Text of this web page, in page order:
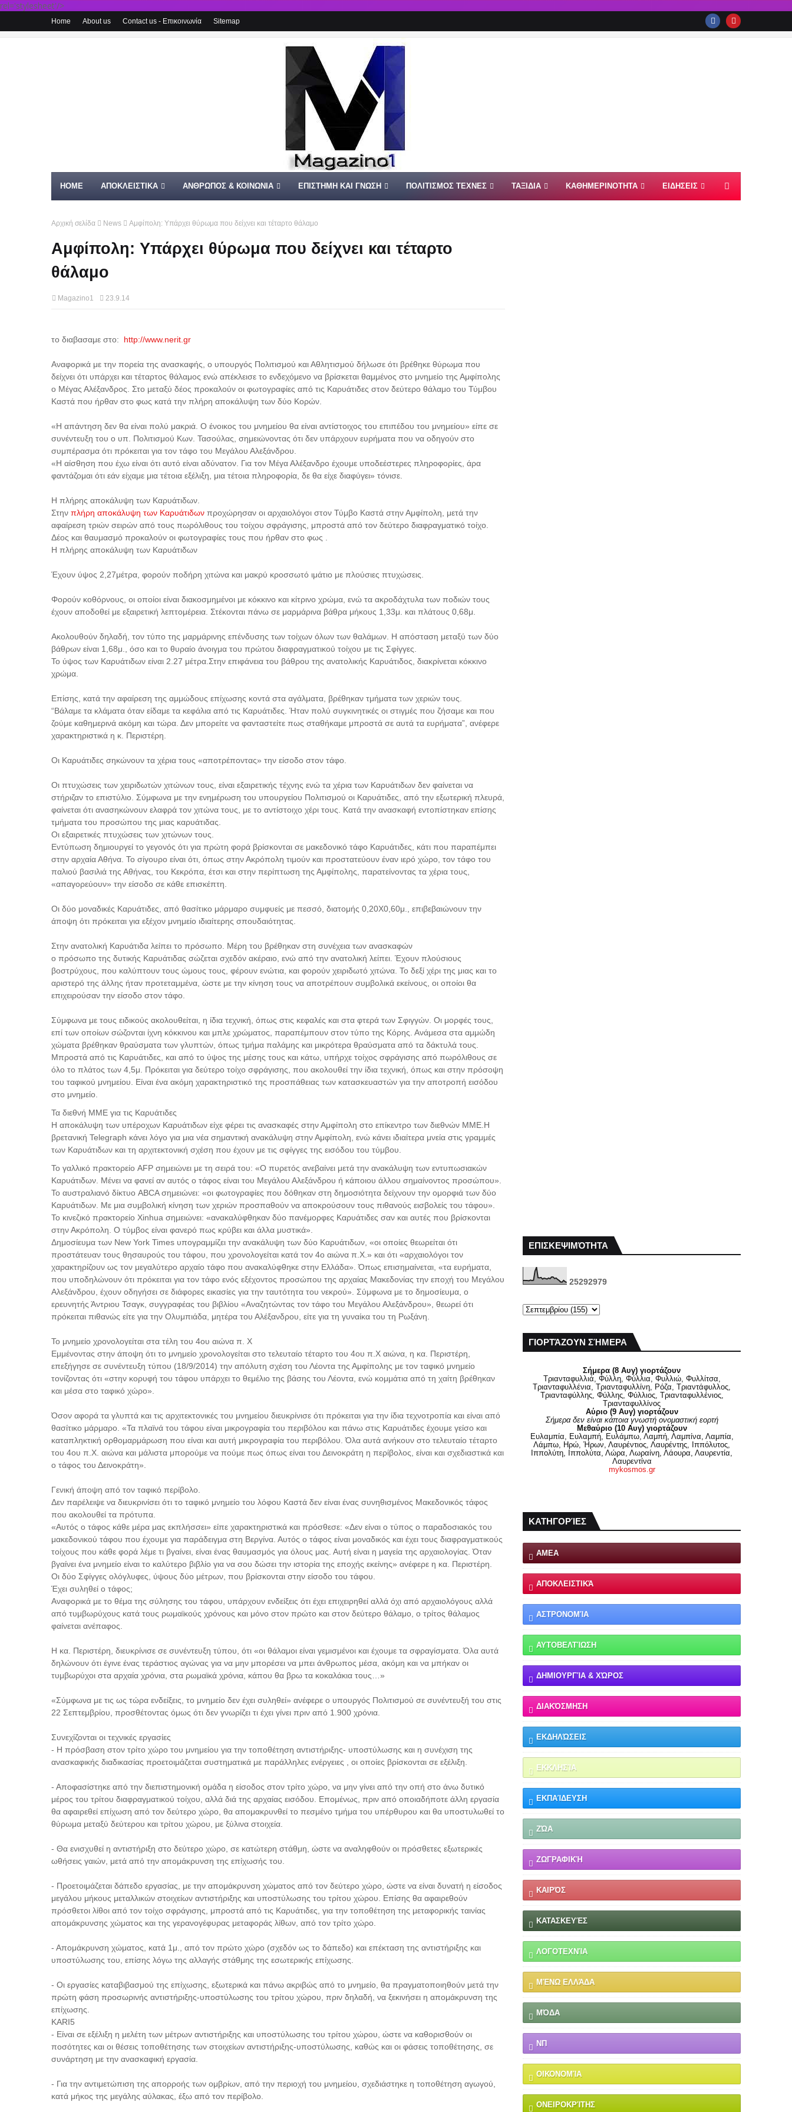
rel='stylesheet'/>
Home About us Contact us - Επικοινωνία Sitemap
HOME ΑΠΟΚΛΕΙΣΤΙΚΑ ΑΝΘΡΩΠΟΣ & ΚΟΙΝΩΝΙΑ ΕΠΙΣΤΗΜΗ ΚΑΙ ΓΝΩΣΗ ΠΟΛΙΤΙΣΜΟΣ ΤΕΧΝΕΣ ΤΑΞΙΔΙΑ ΚΑΘΗΜΕΡΙΝΟΤΗΤΑ ΕΙΔΗΣΕΙΣ
Αρχική σελίδα News Αμφίπολη: Υπάρχει θύρωμα που δείχνει και τέταρτο θάλαμο
Αμφίπολη: Υπάρχει θύρωμα που δείχνει και τέταρτο
θάλαμο
Magazino1 23.9.14
το διαβασαμε στο: http://www.nerit.gr
Αναφορικά με την πορεία της ανασκαφής, ο υπουργός Πολιτισμού και Αθλητισμού δήλωσε ότι βρέθηκε θύρωμα που
δείχνει ότι υπάρχει και τέταρτος θάλαμος ενώ απέκλεισε το ενδεχόμενο να βρίσκεται θαμμένος στο μνημείο της Αμφίπολης
ο Μέγας Αλέξανδρος. Στο μεταξύ δέος προκαλούν οι φωτογραφίες από τις Καρυάτιδες στον δεύτερο θάλαμο του Τύμβου
Καστά που ήρθαν στο φως κατά την πλήρη αποκάλυψη των δύο Κορών.
«Η απάντηση δεν θα είναι πολύ μακριά. Ο ένοικος του μνημείου θα είναι αντίστοιχος του επιπέδου του μνημείου» είπε σε
συνέντευξη του ο υπ. Πολιτισμού Κων. Τασούλας, σημειώνοντας ότι δεν υπάρχουν ευρήματα που να οδηγούν στο
συμπέρασμα ότι πρόκειται για τον τάφο του Μεγάλου Αλεξάνδρου.
«Η αίσθηση που έχω είναι ότι αυτό είναι αδύνατον. Για τον Μέγα Αλέξανδρο έχουμε υποδεέστερες πληροφορίες, άρα
φαντάζομαι ότι εάν είχαμε μια τέτοια εξέλιξη, μια τέτοια πληροφορία, δε θα είχε διαφύγει» τόνισε.
Η πλήρης αποκάλυψη των Καρυάτιδων.
Στην πλήρη αποκάλυψη των Καρυάτιδων προχώρησαν οι αρχαιολόγοι στον Τύμβο Καστά στην Αμφίπολη, μετά την
αφαίρεση τριών σειρών από τους πωρόλιθους του τοίχου σφράγισης, μπροστά από τον δεύτερο διαφραγματικό τοίχο.
Δέος και θαυμασμό προκαλούν οι φωτογραφίες τους που ήρθαν στο φως .
Η πλήρης αποκάλυψη των Καρυάτιδων
Έχουν ύψος 2,27μέτρα, φορούν ποδήρη χιτώνα και μακρύ κροσσωτό ιμάτιο με πλούσιες πτυχώσεις.
Φορούν κοθόρνους, οι οποίοι είναι διακοσμημένοι με κόκκινο και κίτρινο χρώμα, ενώ τα ακροδάχτυλα των ποδιών τους
έχουν αποδοθεί με εξαιρετική λεπτομέρεια. Στέκονται πάνω σε μαρμάρινα βάθρα μήκους 1,33μ. και πλάτους 0,68μ.
Ακολουθούν δηλαδή, τον τύπο της μαρμάρινης επένδυσης των τοίχων όλων των θαλάμων. Η απόσταση μεταξύ των δύο
βάθρων είναι 1,68μ., όσο και το θυραίο άνοιγμα του πρώτου διαφραγματικού τοίχου με τις Σφίγγες.
Το ύψος των Καρυάτιδων είναι 2.27 μέτρα.Στην επιφάνεια του βάθρου της ανατολικής Καρυάτιδος, διακρίνεται κόκκινο
χρώμα.
Επίσης, κατά την αφαίρεση της αμμώδους επίχωσης κοντά στα αγάλματα, βρέθηκαν τμήματα των χεριών τους.
“Βάλαμε τα κλάματα όταν είδαμε τα κεφάλια από τις Καρυάτιδες. Ήταν πολύ συγκινητικές οι στιγμές που ζήσαμε και που
ζούμε καθημερινά ακόμη και τώρα. Δεν μπορείτε να φανταστείτε πως σταθήκαμε μπροστά σε αυτά τα ευρήματα”, ανέφερε
χαρακτηριστικά η κ. Περιστέρη.
Οι Καρυάτιδες σηκώνουν τα χέρια τους «αποτρέποντας» την είσοδο στον τάφο.
Οι πτυχώσεις των χειριδωτών χιτώνων τους, είναι εξαιρετικής τέχνης ενώ τα χέρια των Καρυάτιδων δεν φαίνεται να
στήριζαν το επιστύλιο. Σύμφωνα με την ενημέρωση του υπουργείου Πολιτισμού οι Καρυάτιδες, από την εξωτερική πλευρά,
φαίνεται ότι ανασηκώνουν ελαφρά τον χιτώνα τους, με το αντίστοιχο χέρι τους. Κατά την ανασκαφή εντοπίστηκαν επίσης
τμήματα του προσώπου της μιας καρυάτιδας.
Οι εξαιρετικές πτυχώσεις των χιτώνων τους.
Εντύπωση δημιουργεί το γεγονός ότι για πρώτη φορά βρίσκονται σε μακεδονικό τάφο Καρυάτιδες, κάτι που παραπέμπει
στην αρχαία Αθήνα. Το σίγουρο είναι ότι, όπως στην Ακρόπολη τιμούν και προστατεύουν έναν ιερό χώρο, τον τάφο του
παλιού βασιλιά της Αθήνας, του Κεκρόπα, έτσι και στην περίπτωση της Αμφίπολης, παρατείνοντας τα χέρια τους,
«απαγορεύουν» την είσοδο σε κάθε επισκέπτη.
Οι δύο μοναδικές Καρυάτιδες, από θασίτικο μάρμαρο συμφυείς με πεσσό, διατομής 0,20Χ0,60μ., επιβεβαιώνουν την
άποψη ότι πρόκειται για εξέχον μνημείο ιδιαίτερης σπουδαιότητας.
Στην ανατολική Καρυάτιδα λείπει το πρόσωπο. Μέρη του βρέθηκαν στη συνέχεια των ανασκαφών
ο πρόσωπο της δυτικής Καρυάτιδας σώζεται σχεδόν ακέραιο, ενώ από την ανατολική λείπει. Έχουν πλούσιους
βοστρύχους, που καλύπτουν τους ώμους τους, φέρουν ενώτια, και φορούν χειριδωτό χιτώνα. Το δεξί χέρι της μιας και το
αριστερό της άλλης ήταν προτεταμμένα, ώστε με την κίνηση τους να αποτρέπουν συμβολικά εκείνους, οι οποίοι θα
επιχειρούσαν την είσοδο στον τάφο.
Σύμφωνα με τους ειδικούς ακολουθείται, η ίδια τεχνική, όπως στις κεφαλές και στα φτερά των Σφιγγών. Οι μορφές τους,
επί των οποίων σώζονται ίχνη κόκκινου και μπλε χρώματος, παραπέμπουν στον τύπο της Κόρης. Ανάμεσα στα αμμώδη
χώματα βρέθηκαν θραύσματα των γλυπτών, όπως τμήμα παλάμης και μικρότερα θραύσματα από τα δάκτυλά τους.
Μπροστά από τις Καρυάτιδες, και από το ύψος της μέσης τους και κάτω, υπήρχε τοίχος σφράγισης από πωρόλιθους σε
όλο το πλάτος των 4,5μ. Πρόκειται για δεύτερο τοίχο σφράγισης, που ακολουθεί την ίδια τεχνική, όπως και στην πρόσοψη
του ταφικού μνημείου. Είναι ένα ακόμη χαρακτηριστικό της προσπάθειας των κατασκευαστών για την αποτροπή εισόδου
στο μνημείο.
Τα διεθνή ΜΜΕ για τις Καρυάτιδες
Η αποκάλυψη των υπέροχων Καρυάτιδων είχε φέρει τις ανασκαφές στην Αμφίπολη στο επίκεντρο των διεθνών ΜΜΕ.Η
βρετανική Telegraph κάνει λόγο για μια νέα σημαντική ανακάλυψη στην Αμφίπολη, ενώ κάνει ιδιαίτερα μνεία στις γραμμές
των Καρυάτιδων και τη αρχιτεκτονική σχέση που έχουν με τις σφίγγες της εισόδου του τύμβου.
Το γαλλικό πρακτορείο AFP σημειώνει με τη σειρά του: «Ο πυρετός ανεβαίνει μετά την ανακάλυψη των εντυπωσιακών
Καρυάτιδων. Μένει να φανεί αν αυτός ο τάφος είναι του Μεγάλου Αλεξάνδρου ή κάποιου άλλου σημαίνοντος προσώπου».
Το αυστραλιανό δίκτυο ABCA σημειώνει: «οι φωτογραφίες που δόθηκαν στη δημοσιότητα δείχνουν την ομορφιά των δύο
Καρυάτιδων. Με μια συμβολική κίνηση των χεριών προσπαθούν να αποκρούσουν τους πιθανούς εισβολείς του τάφου».
Το κινεζικό πρακτορείο Xinhua σημειώνει: «ανακαλύφθηκαν δύο πανέμορφες Καρυάτιδες σαν και αυτές που βρίσκονται
στην Ακρόπολη. Ο τύμβος είναι φανερό πως κρύβει και άλλα μυστικά».
Δημοσίευμα των New York Times υπογραμμίζει την ανακάλυψη των δύο Καρυάτιδων, «οι οποίες θεωρείται ότι
προστάτευαν τους θησαυρούς του τάφου, που χρονολογείται κατά τον 4ο αιώνα π.Χ.» και ότι «αρχαιολόγοι τον
χαρακτηρίζουν ως τον μεγαλύτερο αρχαίο τάφο που ανακαλύφθηκε στην Ελλάδα». Όπως επισημαίνεται, «τα ευρήματα,
που υποδηλώνουν ότι πρόκειται για τον τάφο ενός εξέχοντος προσώπου της αρχαίας Μακεδονίας την εποχή του Μεγάλου
Αλεξάνδρου, έχουν οδηγήσει σε διάφορες εικασίες για την ταυτότητα του νεκρού». Σύμφωνα με το δημοσίευμα, ο
ερευνητής Άντριου Τσαγκ, συγγραφέας του βιβλίου «Αναζητώντας τον τάφο του Μεγάλου Αλεξάνδρου», θεωρεί ότι
πρόκειται πιθανώς είτε για την Ολυμπιάδα, μητέρα του Αλέξανδρου, είτε για τη γυναίκα του τη Ρωξάνη.
Το μνημείο χρονολογείται στα τέλη του 4ου αιώνα π. Χ
Εμμένοντας στην άποψη ότι το μνημείο χρονολογείται στο τελευταίο τέταρτο του 4ου π.Χ αιώνα, η κα. Περιστέρη,
επεξήγησε σε συνέντευξη τύπου (18/9/2014) την απόλυτη σχέση του Λέοντα της Αμφίπολης με τον ταφικό μνημείο
τονίζοντας ότι «στην κορυφή του τάφου υπάρχει το θεμέλιο της βάσης του Λέοντα, ενώ κομμάτια από τη χαίτη βρέθηκαν
και μέσα στο ταφικό χώρο».
Όσον αφορά τα γλυπτά και τις αρχιτεκτονικές του μνημείου διευκρίνισε ότι πρόκειται για την ίδια τεχνοτροπία και είναι από
θασίτικο μάρμαρο. «Τα πλαϊνά του τάφου είναι μικρογραφία του περιβόλου και πάνω στις Καρυάτιδες έχουμε γείσο και
καταπληκτική ορθομαρμάρωση που είναι και αυτή μικρογραφία του περιβόλου. Όλα αυτά ανήκουν στο τελευταίο τέταρτο
του 4ου π.Χ. αιώνα και μάλιστα μπορούμε να πούμε πως όπως είναι του Δεινοκράτη η περίβολος, είναι και σχεδιαστικά και
ο τάφος του Δεινοκράτη».
Γενική άποψη από τον ταφικό περίβολο.
Δεν παρέλειψε να διευκρινίσει ότι το ταφικό μνημείο του λόφου Καστά δεν είναι ένας συνηθισμένος Μακεδονικός τάφος
που ακολουθεί τα πρότυπα.
«Αυτός ο τάφος κάθε μέρα μας εκπλήσσει» είπε χαρακτηριστικά και πρόσθεσε: «Δεν είναι ο τύπος ο παραδοσιακός του
μακεδονικού τάφου που έχουμε για παράδειγμα στη Βεργίνα. Αυτός ο τάφος είναι μοναδικός και έχει τους διαφραγματικούς
τοίχους που κάθε φορά λέμε τι βγαίνει, είναι ένας θαυμασμός για όλους μας. Αυτή είναι η μαγεία της αρχαιολογίας. Όταν
βγαίνει ένα μνημείο είναι το καλύτερο βιβλίο για να σου δώσει την ιστορία της εποχής εκείνης» ανέφερε η κα. Περιστέρη.
Οι δύο Σφίγγες ολόγλυφες, ύψους δύο μέτρων, που βρίσκονται στην είσοδο του τάφου.
Έχει συληθεί ο τάφος;
Αναφορικά με το θέμα της σύλησης του τάφου, υπάρχουν ενδείξεις ότι έχει επιχειρηθεί αλλά όχι από αρχαιολόγους αλλά
από τυμβωρύχους κατά τους ρωμαϊκούς χρόνους και μόνο στον πρώτο και στον δεύτερο θάλαμο, ο τρίτος θάλαμος
φαίνεται ανέπαφος.
Η κα. Περιστέρη, διευκρίνισε σε συνέντευξη τύπου, ότι «οι θάλαμοι είναι γεμισμένοι και έχουμε τα σφραγίσματα. Όλα αυτά
δηλώνουν ότι έγινε ένας τεράστιος αγώνας για να μην μπορέσει να μπει άνθρωπος μέσα, ακόμη και να μπήκαν οι
τυμβωρύχοι στα αρχαία χρόνια, στα ρωμαϊκά χρόνια, κάπου θα βρω τα κοκαλάκια τους…»
«Σύμφωνα με τις ως τώρα ενδείξεις, το μνημείο δεν έχει συληθεί» ανέφερε ο υπουργός Πολιτισμού σε συνέντευξή του στις
22 Σεπτεμβρίου, προσθέτοντας όμως ότι δεν γνωρίζει τι έχει γίνει πριν από 1.900 χρόνια.
Συνεχίζονται οι τεχνικές εργασίες
- Η πρόσβαση στον τρίτο χώρο του μνημείου για την τοποθέτηση αντιστήριξης- υποστύλωσης και η συνέχιση της
ανασκαφικής διαδικασίας προετοιμάζεται συστηματικά με παράλληλες ενέργειες , οι οποίες βρίσκονται σε εξέλιξη.
- Αποφασίστηκε από την διεπιστημονική ομάδα η είσοδος στον τρίτο χώρο, να μην γίνει από την οπή στο άνω δυτικό
μέρος του τρίτου διαφραγματικού τοίχου, αλλά διά της αρχαίας εισόδου. Επομένως, πριν από οποιαδήποτε άλλη εργασία
θα αφαιρεθεί επίχωση από τον δεύτερο χώρο, θα απομακρυνθεί το πεσμένο τμήμα του υπέρθυρου και θα υποστυλωθεί το
θύρωμα μεταξύ δεύτερου και τρίτου χώρου, με ξύλινα στοιχεία.
- Θα ενισχυθεί η αντιστήριξη στο δεύτερο χώρο, σε κατώτερη στάθμη, ώστε να αναληφθούν οι πρόσθετες εξωτερικές
ωθήσεις γαιών, μετά από την απομάκρυνση της επίχωσής του.
- Προετοιμάζεται δάπεδο εργασίας, με την απομάκρυνση χώματος από τον δεύτερο χώρο, ώστε να είναι δυνατή η είσοδος
μεγάλου μήκους μεταλλικών στοιχείων αντιστήριξης και υποστύλωσης του τρίτου χώρου. Επίσης θα αφαιρεθούν
πρόσθετοι λίθοι από τον τοίχο σφράγισης, μπροστά από τις Καρυάτιδες, για την τοποθέτηση της μεταφορικής ταινίας
απομάκρυνσης χώματος και της γερανογέφυρας μεταφοράς λίθων, από τον τρίτο χώρο.
- Απομάκρυνση χώματος, κατά 1μ., από τον πρώτο χώρο (σχεδόν ως το δάπεδο) και επέκταση της αντιστήριξης και
υποστύλωσης του, επίσης λόγω της αλλαγής στάθμης της εσωτερικής επίχωσης.
- Οι εργασίες καταβιβασμού της επίχωσης, εξωτερικά και πάνω ακριβώς από το μνημείο, θα πραγματοποιηθούν μετά την
πρώτη φάση προσωρινής αντιστήριξης-υποστύλωσης του τρίτου χώρου, πριν δηλαδή, να ξεκινήσει η απομάκρυνση της
επίχωσης.
KARI5
- Είναι σε εξέλιξη η μελέτη των μέτρων αντιστήριξης και υποστύλωσης του τρίτου χώρου, ώστε να καθορισθούν οι
ποσότητες και οι θέσεις τοποθέτησης των στοιχείων αντιστήριξης-υποστύλωσης, καθώς και οι φάσεις τοποθέτησης, σε
συνάρτηση με την ανασκαφική εργασία.
- Για την αντιμετώπιση της απορροής των ομβρίων, από την περιοχή του μνημείου, σχεδιάστηκε η τοποθέτηση αγωγού,
κατά μήκος της μεγάλης αύλακας, έξω από τον περίβολο.
ΕΠΙΣΚΕΨΙΜΌΤΗΤΑ
25292979
ΓΙΟΡΤΆΖΟΥΝ ΣΉΜΕΡΑ
Σήμερα (8 Αυγ) γιορτάζουν
Τριανταφυλλιά, Φύλλη, Φύλλια, Φυλλιώ, Φυλλίτσα,
Τριανταφυλλένια, Τριανταφυλλίνη, Ρόζα, Τριαντάφυλλος,
Τριανταφύλλης, Φύλλης, Φύλλιος, Τριανταφυλλένιος,
Τριανταφυλλίνος
Αύριο (9 Αυγ) γιορτάζουν
Σήμερα δεν είναι κάποια γνωστή ονομαστική εορτή
Μεθαύριο (10 Αυγ) γιορτάζουν
Ευλαμπία, Ευλαμπή, Ευλάμπω, Λαμπή, Λαμπίνα, Λαμπία,
Λάμπω, Ηρώ, Ήρων, Λαυρέντιος, Λαυρέντης, Ιππόλυτος,
Ιππολύτη, Ιππολύτα, Λώρα, Λωραίνη, Λάουρα, Λαυρεντία,
Λαυρεντίνα
mykosmos.gr
ΚΑΤΗΓΟΡΊΕΣ
ΑΜΕΑ
ΑΠΟΚΛΕΙΣΤΙΚΆ
ΑΣΤΡΟΝΟΜΊΑ
ΑΥΤΟΒΕΛΤΊΩΣΗ
ΔΗΜΙΟΥΡΓΊΑ & ΧΏΡΟΣ
ΔΙΑΚΌΣΜΗΣΗ
ΕΚΔΗΛΏΣΕΙΣ
ΕΚΚΛΗΣΊΑ
ΕΚΠΑΊΔΕΥΣΗ
ΖΏΑ
ΖΩΓΡΑΦΙΚΉ
ΚΑΙΡΌΣ
ΚΑΤΑΣΚΕΥΈΣ
ΛΟΓΟΤΕΧΝΊΑ
ΜΈΝΩ ΕΛΛΆΔΑ
ΜΌΔΑ
ΝΠ
ΟΙΚΟΝΟΜΊΑ
ΟΝΕΙΡΟΚΡΊΤΗΣ